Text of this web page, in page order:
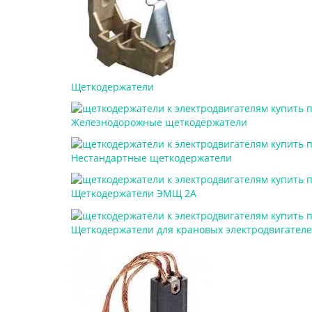
Щеткодержатели
Железнодорожные щеткодержатели
Нестандартные щеткодержатели
Щеткодержатели ЭМЩ 2А
Щеткодержатели для крановых